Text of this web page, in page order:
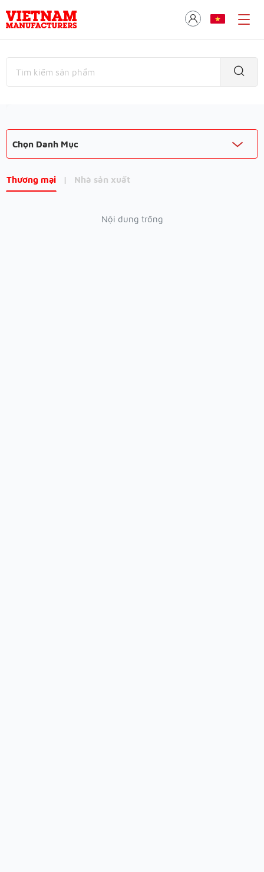
Chọn Danh Mục
Thương mại | Nhà sản xuất
Nội dung trống